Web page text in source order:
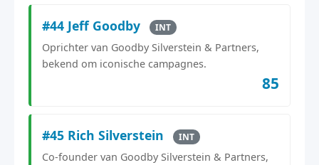
#44 Jeff Goodby INT
Oprichter van Goodby Silverstein & Partners,
bekend om iconische campagnes.
85
#45 Rich Silverstein INT
Co-founder van Goodby Silverstein & Partners,